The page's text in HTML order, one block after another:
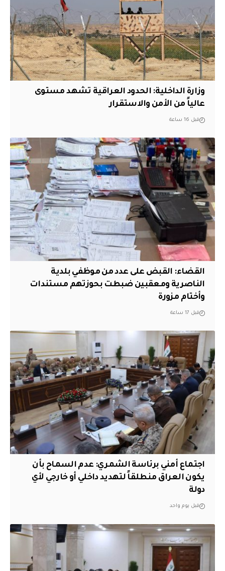
وزارة الداخلية: الحدود العراقية تشهد مستوى
عالياً من الأمن والاستقرار
قبل 16 ساعة
القضاء: القبض على عدد من موظفي بلدية
الناصرية ومعقبين ضبطت بحوزتهم مستندات
وأختام مزورة
قبل 17 ساعة
اجتماع أمني برئاسة الشمري: عدم السماح بأن
يكون العراق منطلقاً لتهديد داخلي أو خارجي لأي
دولة
قبل يوم واحد